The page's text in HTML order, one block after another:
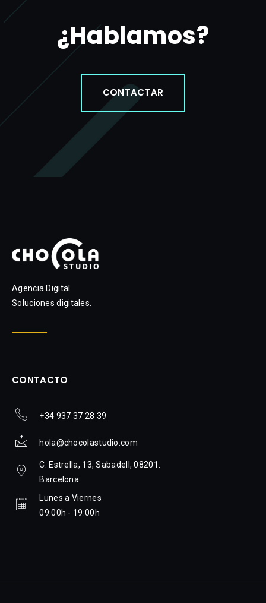
¿Hablamos?
CONTACTAR
Agencia Digital
Soluciones digitales.
CONTACTO
+34 937 37 28 39
hola@chocolastudio.com
C. Estrella, 13, Sabadell, 08201.
Barcelona.
Lunes a Viernes
09:00h - 19:00h